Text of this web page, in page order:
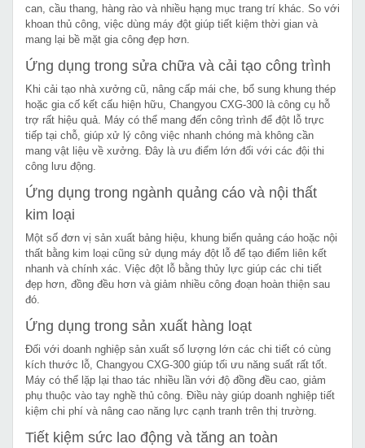
can, cầu thang, hàng rào và nhiều hạng mục trang trí khác. So với
khoan thủ công, việc dùng máy đột giúp tiết kiệm thời gian và
mang lại bề mặt gia công đẹp hơn.
Ứng dụng trong sửa chữa và cải tạo công trình
Khi cải tạo nhà xưởng cũ, nâng cấp mái che, bổ sung khung thép
hoặc gia cố kết cấu hiện hữu, Changyou CXG-300 là công cụ hỗ
trợ rất hiệu quả. Máy có thể mang đến công trình để đột lỗ trực
tiếp tại chỗ, giúp xử lý công việc nhanh chóng mà không cần
mang vật liệu về xưởng. Đây là ưu điểm lớn đối với các đội thi
công lưu động.
Ứng dụng trong ngành quảng cáo và nội thất
kim loại
Một số đơn vị sản xuất bảng hiệu, khung biển quảng cáo hoặc nội
thất bằng kim loại cũng sử dụng máy đột lỗ để tạo điểm liên kết
nhanh và chính xác. Việc đột lỗ bằng thủy lực giúp các chi tiết
đẹp hơn, đồng đều hơn và giảm nhiều công đoạn hoàn thiện sau
đó.
Ứng dụng trong sản xuất hàng loạt
Đối với doanh nghiệp sản xuất số lượng lớn các chi tiết có cùng
kích thước lỗ, Changyou CXG-300 giúp tối ưu năng suất rất tốt.
Máy có thể lặp lại thao tác nhiều lần với độ đồng đều cao, giảm
phụ thuộc vào tay nghề thủ công. Điều này giúp doanh nghiệp tiết
kiệm chi phí và nâng cao năng lực cạnh tranh trên thị trường.
Tiết kiệm sức lao động và tăng an toàn